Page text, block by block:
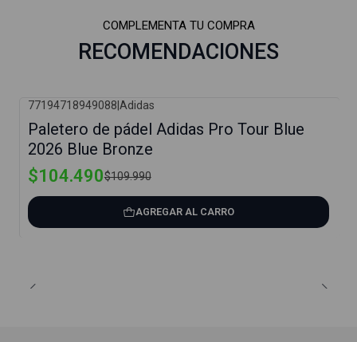
COMPLEMENTA TU COMPRA
RECOMENDACIONES
77194718949088 Adidas
Paletero de pádel Adidas Pro Tour Blue
2026 Blue Bronze
$104.490$109.990
AGREGAR AL CARRO